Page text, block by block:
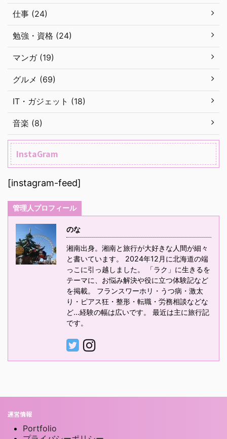
仕事 (24)
勉強・資格 (24)
マンガ (19)
グルメ (69)
IT・ガジェット (18)
音楽 (8)
InstaGram
[instagram-feed]
管理人プロフィール
のな
湘南出身。湘南と旅行が大好きな人間が細々
と書いています。 2024年12月に北海道の端
っこに引っ越しました。 「ラク」に生きるを
テーマに、お悩み解決や役に立つ体験記など
を掲載。 フランスワーホリ・うつ病・激太
り・ピアス狂・整形・転職・労務相談などな
ど…経験の幅は広いです。 最近は主に旅行記
です。
運営情報
Portfolio